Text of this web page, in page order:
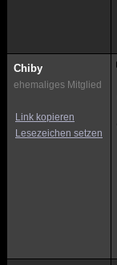
Chiby
ehemaliges Mitglied
Link kopieren
Lesezeichen setzen